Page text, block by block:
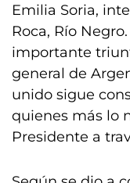
Emilia Soria,
Roca, Río
importante
general de
unido sigue
quienes más lo
Presidente a